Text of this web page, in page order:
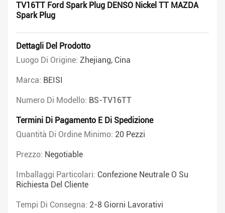
TV16TT Ford Spark Plug DENSO Nickel TT MAZDA
Spark Plug
Dettagli Del Prodotto
Luogo Di Origine: Zhejiang, Cina
Marca: BEISI
Numero Di Modello: BS-TV16TT
Termini Di Pagamento E Di Spedizione
Quantità Di Ordine Minimo: 20 Pezzi
Prezzo: Negotiable
Imballaggi Particolari: Confezione Neutrale O Su
Richiesta Del Cliente
Tempi Di Consegna: 2-8 Giorni Lavorativi